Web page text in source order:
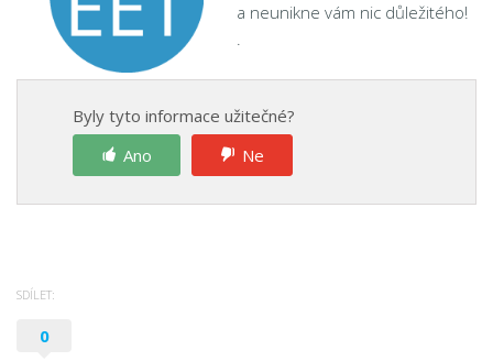
a neunikne vám nic důležitého!
.
Byly tyto informace užitečné?
Ano
Ne
SDÍLET:
0